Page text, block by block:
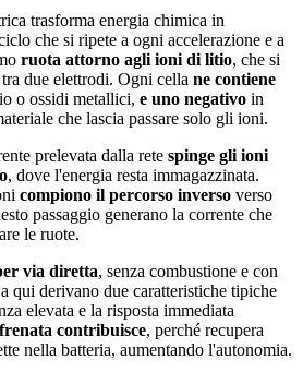
trasforma energia chimica in
che si ripete a ogni accelerazione e a
ruota attorno agli ioni di litio, che si
due elettrodi. Ogni cella ne contiene
o ossidi metallici, e uno negativo in
che lascia passare solo gli ioni.
prelevata dalla rete spinge gli ioni
, dove l'energia resta immagazzinata.
compiono il percorso inverso verso
passaggio generano la corrente che
le ruote.
via diretta, senza combustione e con
qui derivano due caratteristiche tipiche
elevata e la risposta immediata
frenata contribuisce, perché recupera
nella batteria, aumentando l'autonomia.